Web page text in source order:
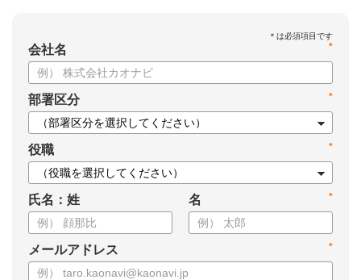
*
会社名
*
部署区分
*
役職
氏名：姓 *
名
*
メールアドレス